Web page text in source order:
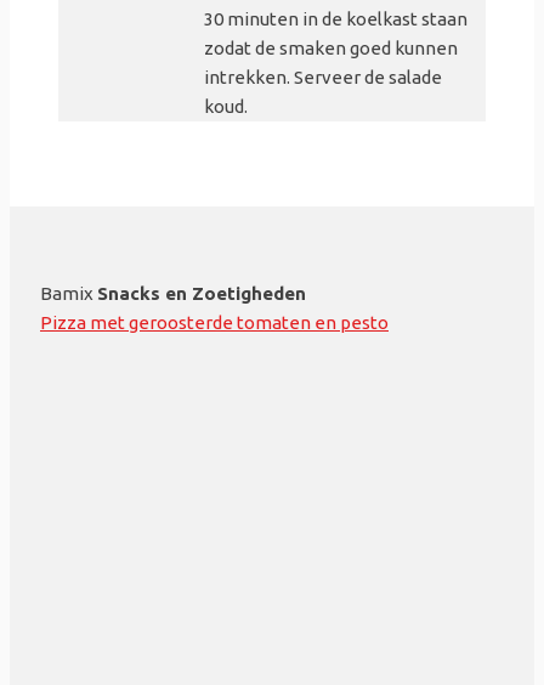
30 minuten in de koelkast staan
zodat de smaken goed kunnen
intrekken. Serveer de salade
koud.
Bamix Snacks en Zoetigheden
Pizza met geroosterde tomaten en pesto